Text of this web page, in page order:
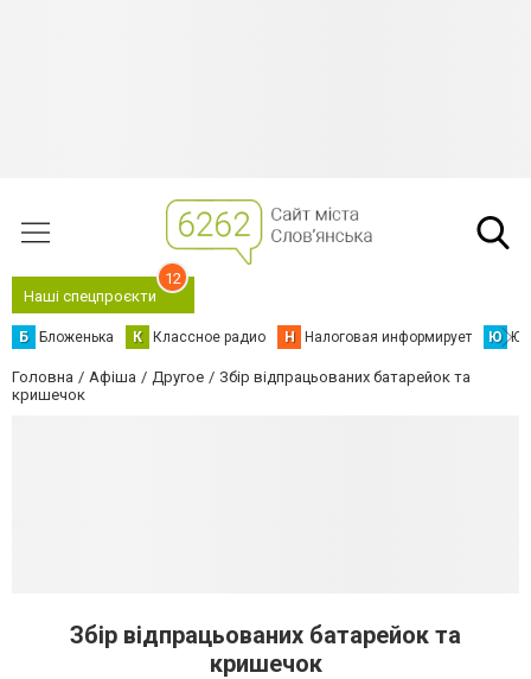
Наші спецпроєкти
12
Б Бложенька К Классное радио Н Налоговая информирует Ю
Головна Афіша Другое
Збір відпрацьованих батарейок та
кришечок
Збір відпрацьованих батарейок та
кришечок